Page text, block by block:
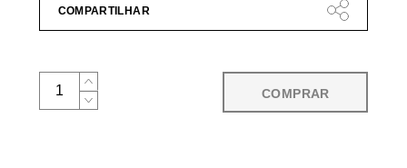
COMPARTILHAR
COMPRAR